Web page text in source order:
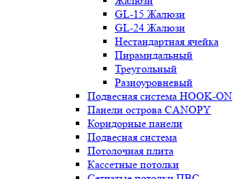
GL-15 Жалюзи
GL-24 Жалюзи
Нестандартная ячейка
Пирамидальный
Треугольный
Разноуровневый
Подвесная система HOOK-ON
Панели острова CANOPY
Коридорные панели
Подвесная система
Потолочная плита
Кассетные потолки